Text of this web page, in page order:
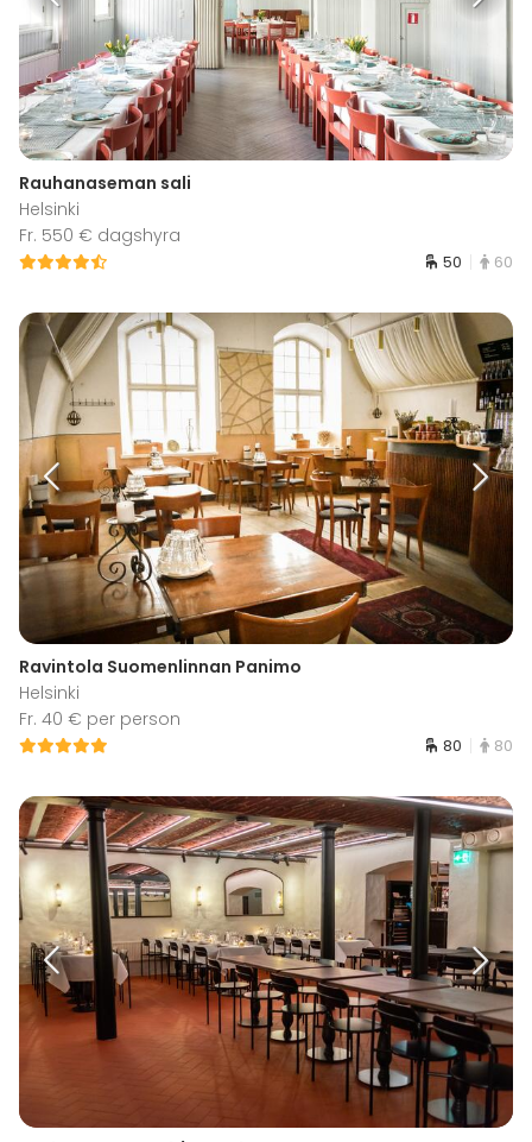
Rauhanaseman sali
Helsinki
Fr. 550 € dagshyra
50 60
Ravintola Suomenlinnan Panimo
Helsinki
Fr. 40 € per person
80 80